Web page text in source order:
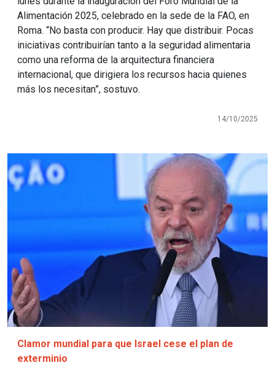
Alimentación 2025, celebrado en la sede de la FAO, en
Roma. “No basta con producir. Hay que distribuir. Pocas
iniciativas contribuirían tanto a la seguridad alimentaria
como una reforma de la arquitectura financiera
internacional, que dirigiera los recursos hacia quienes
más los necesitan”, sostuvo.
14/10/2025
Imagen
Clamor mundial para que Israel cese el plan de
exterminio